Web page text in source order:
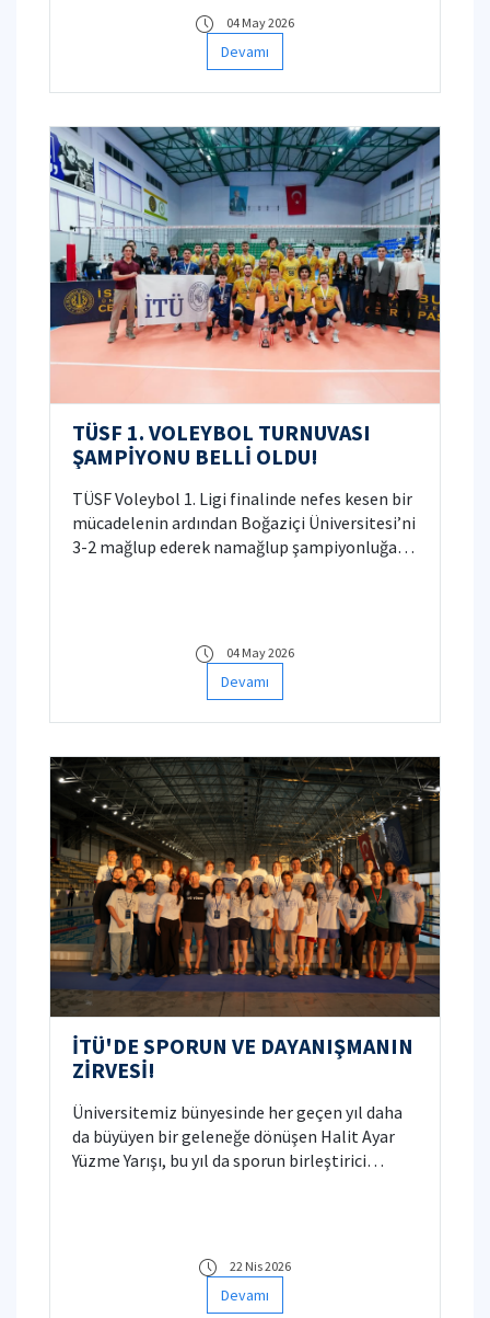
04 May 2026
Devamı
TÜSF 1. VOLEYBOL TURNUVASI
ŞAMPİYONU BELLİ OLDU!
TÜSF Voleybol 1. Ligi finalinde nefes kesen bir
mücadelenin ardından Boğaziçi Üniversitesi’ni
3-2 mağlup ederek namağlup şampiyonluğa
04 May 2026
Devamı
İTÜ'DE SPORUN VE DAYANIŞMANIN
ZİRVESİ!
Üniversitemiz bünyesinde her geçen yıl daha
da büyüyen bir geleneğe dönüşen Halit Ayar
Yüzme Yarışı, bu yıl da sporun birleştirici
yürüdükleri bu yolda İTÜ Teknik Yüzme
Kulübü’nün organize ettiği bu etkinlik
öğrencilerin emeğini yüzücülerin deneyimi ve
22 Nis 2026
Devamı